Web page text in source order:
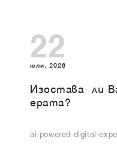
22
юли, 2026
Изоставa ли
ерата?
ai-powered-digital-